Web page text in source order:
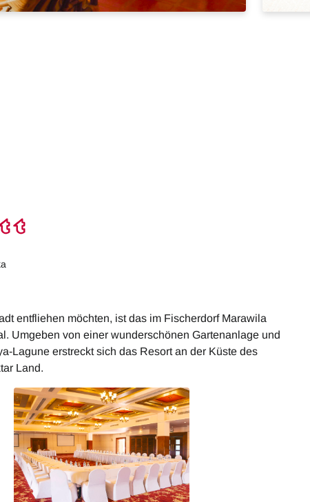
entfliehen möchten, ist das im Fischerdorf Marawila
Umgeben von einer wunderschönen Gartenanlage und
Lagune erstreckt sich das Resort an der Küste des
Land.